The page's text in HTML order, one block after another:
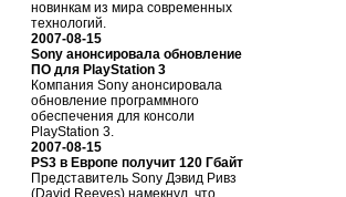
новинкам из мира современных
технологий.
2007-08-15
Sony анонсировала обновление
ПО для PlayStation 3
Компания Sony анонсировала
обновление программного
обеспечения для консоли
PlayStation 3.
2007-08-15
PS3 в Европе получит 120 Гбайт
Представитель Sony Дэвид Ривз
(David Reeves) намекнул, что